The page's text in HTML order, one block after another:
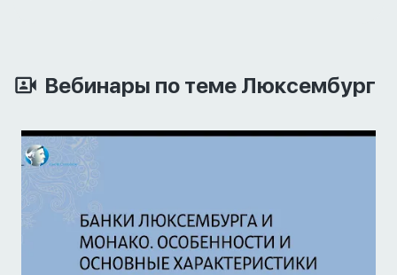
Вебинары по теме Люксембург